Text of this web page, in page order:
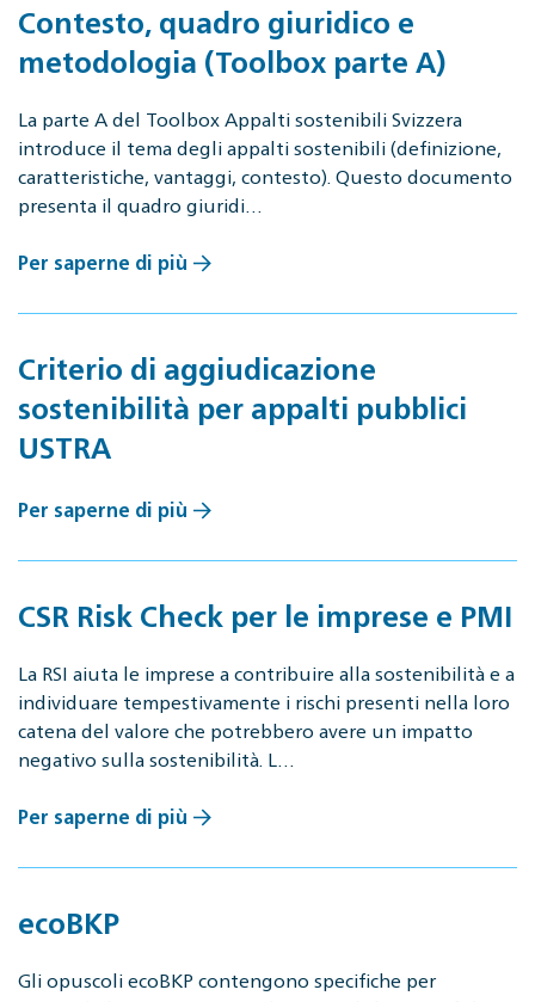
Contesto, quadro giuridico e
metodologia (Toolbox parte A)
La parte A del Toolbox Ap­pal­ti so­ste­ni­bi­li Sviz­ze­ra
introduce il tema degli appalti sostenibili (definizione,
caratteristiche, vantaggi, contesto). Questo documento
presenta il quadro giuridi…
Per saperne di più
Criterio di aggiudicazione
sostenibilità per appalti pubblici
USTRA
Per saperne di più
CSR Risk Check per le imprese e PMI
La RSI aiuta le imprese a contribuire alla sostenibilità e a
individuare tempestivamente i rischi presenti nella loro
catena del valore che potrebbero avere un impatto
negativo sulla sostenibilità. L…
Per saperne di più
ecoBKP
Gli opuscoli ecoBKP contengono specifiche per